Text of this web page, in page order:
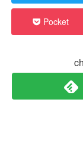
Pocket